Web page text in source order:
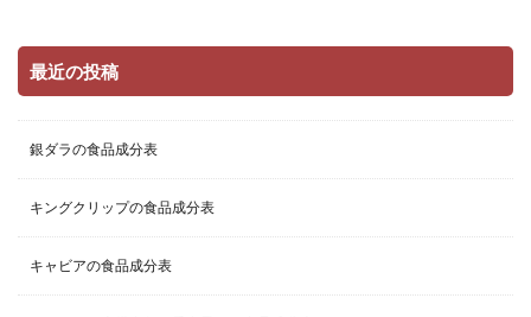
最近の投稿
銀ダラの食品成分表
キングクリップの食品成分表
キャビアの食品成分表